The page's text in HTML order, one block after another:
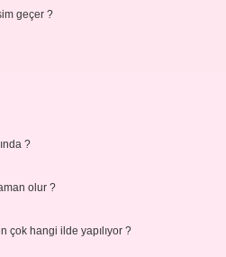
geçer ?
?
olur ?
çok hangi ilde yapılıyor ?